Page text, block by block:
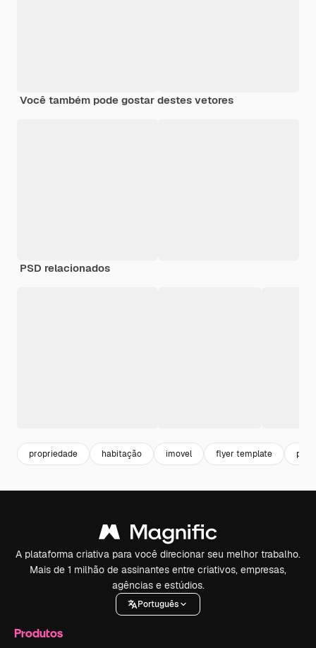
Você também pode gostar destes vetores
PSD relacionados
propriedade habitação imovel flyer template
A plataforma criativa para você direcionar seu melhor trabalho.
Mais de 1 milhão de assinantes entre criativos, empresas,
agências e estúdios.
Português
Produtos